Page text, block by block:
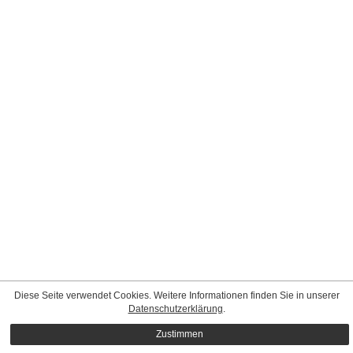
Diese Seite verwendet Cookies. Weitere Informationen finden Sie in unserer
Datenschutzerklärung.
Zustimmen